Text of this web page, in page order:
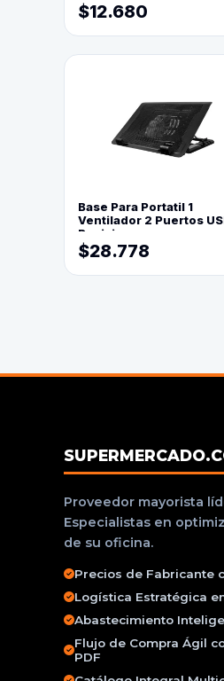
$12.680
Base Para Portatil 1
Ventilador 2 Puertos
Posiciones
$28.778
Proveedor mayorista
Especialistas en
de su oficina.
Precios de Fabricante
Logística Estratégica
Abastecimiento
Flujo de Compra Ágil
PDF